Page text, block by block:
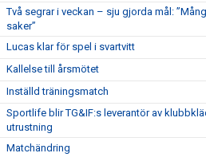
Två segrar i veckan – sju gjorda mål:
saker”
Lucas klar för spel i svartvitt
Kallelse till årsmötet
Inställd träningsmatch
Sportlife blir TG&IF:s leverantör av
utrustning
Matchändring